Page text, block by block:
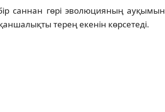
саннан гөрі эволюцияның ауқымын
терең екенін көрсетеді.